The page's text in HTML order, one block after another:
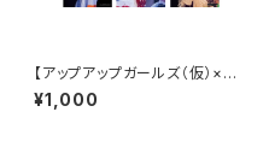
【アップアップガールズ（仮）×
（２）】2Lポートレート（夜公演）
¥1,000